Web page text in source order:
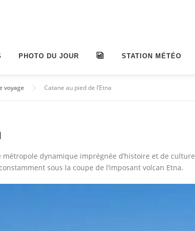
PHOTO DU JOUR ALBUMSSTATION MÉTÉO
voyage Catane au pied de l’Etna
métropole dynamique imprégnée d’histoire et de
sous la coupe de l’imposant volcan Etna.